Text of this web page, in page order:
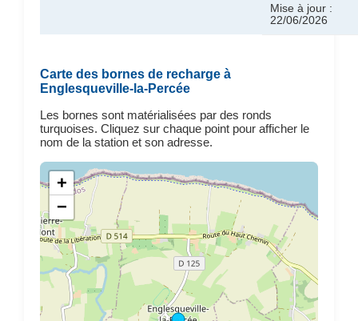
Mise à jour :
22/06/2026
Carte des bornes de recharge à
Englesqueville-la-Percée
Les bornes sont matérialisées par des ronds
turquoises. Cliquez sur chaque point pour afficher le
nom de la station et son adresse.
+
−